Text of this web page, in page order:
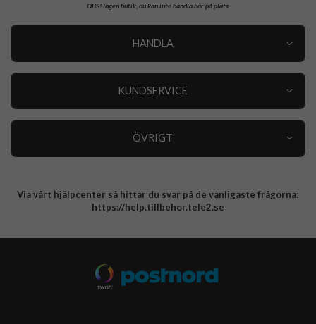
OBS!Ingen butik, du kan inte handla här på plats
HANDLA
KUNDSERVICE
ÖVRIGT
Integritetspolicy
Via vårt hjälpcenter så hittar du svar på de vanligaste frågorna:
https://help.tillbehor.tele2.se